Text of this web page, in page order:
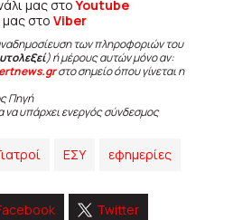
μας στοYoutube
μας στο Viber
των πληροφοριών του
) ή μέρους αυτών μόνο αν:
ertnews.grστο σημείο όπου γίνεται η
Πηγή
να υπάρχει ενεργός σύνδεσμος
ΕΣΥ εφημερίες
Twitter